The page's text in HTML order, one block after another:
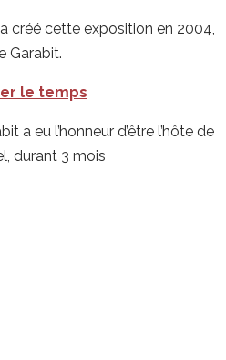
créé cette exposition en 2004,
Garabit.
le temps
a eu l’honneur d’être l’hôte de
durant 3 mois